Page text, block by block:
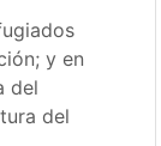
y en
del
del